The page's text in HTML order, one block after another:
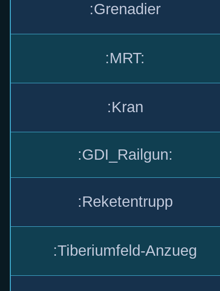
:Grenadier
:MRT:
:Kran
:GDI_Railgun:
:Reketentrupp
:Tiberiumfeld-Anzueg